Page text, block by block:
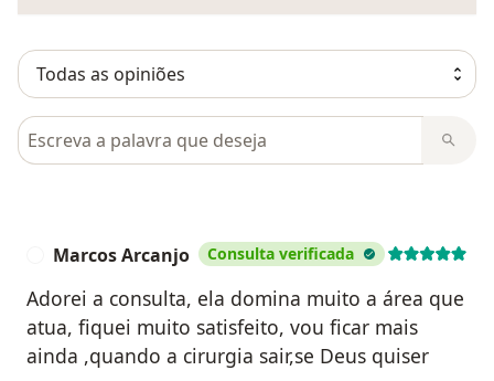
Pesquisar em opiniões
Marcos Arcanjo Consulta verificada
Adorei a consulta, ela domina muito a área que
atua, fiquei muito satisfeito, vou ficar mais
ainda ,quando a cirurgia sair,se Deus quiser